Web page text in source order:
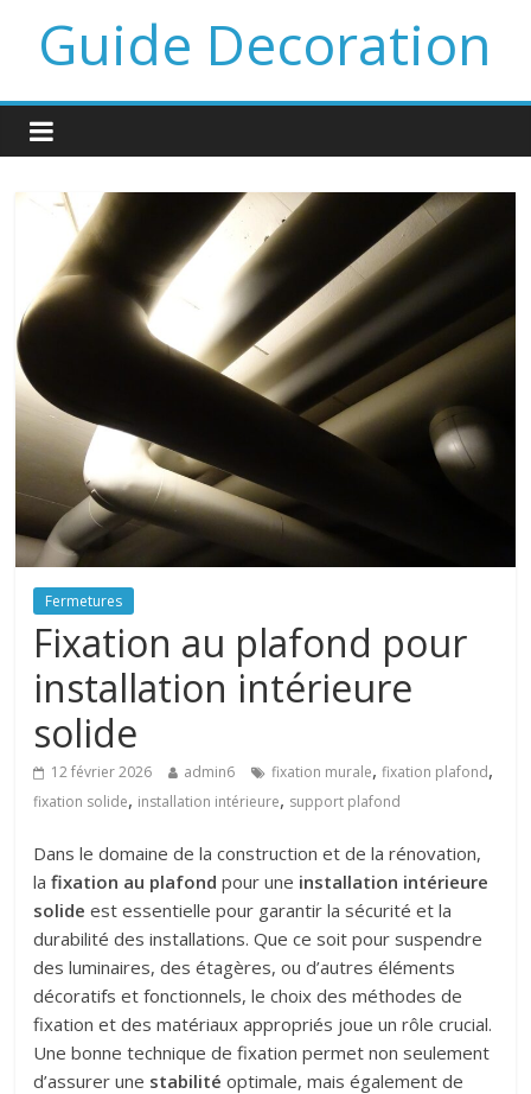
Guide Decoration
Fermetures
Fixation au plafond pour
installation intérieure
solide
12 février 2026 admin6 fixation murale,fixation plafond,
fixation solide, installation intérieure, support plafond
Dans le domaine de la construction et de la rénovation,
lafixation au plafond pour une installation intérieure
solide est essentielle pour garantir la sécurité et la
durabilité des installations. Que ce soit pour suspendre
des luminaires, des étagères, ou d’autres éléments
décoratifs et fonctionnels, le choix des méthodes de
fixation et des matériaux appropriés joue un rôle crucial.
Une bonne technique de fixation permet non seulement
d’assurer une stabilité optimale, mais également de